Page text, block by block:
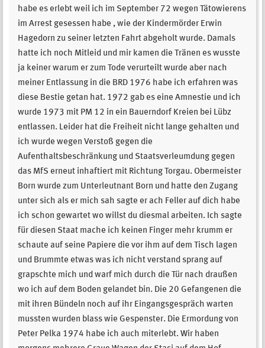
habe es erlebt weil ich im September 72 wegen Tätowierens
im Arrest gesessen habe , wie der Kindermörder Erwin
Hagedorn zu seiner letzten Fahrt abgeholt wurde. Damals
hatte ich noch Mitleid und mir kamen die Tränen es wusste
ja keiner warum er zum Tode verurteilt wurde aber nach
meiner Entlassung in die BRD 1976 habe ich erfahren was
diese Bestie getan hat. 1972 gab es eine Amnestie und ich
wurde 1973 mit PM 12 in ein Bauerndorf Kreien bei Lübz
entlassen. Leider hat die Freiheit nicht lange gehalten und
ich wurde wegen Verstoß gegen die
Aufenthaltsbeschränkung und Staatsverleumdung gegen
das MfS erneut inhaftiert mit Richtung Torgau. Obermeister
Born wurde zum Unterleutnant Born und hatte den Zugang
unter sich als er mich sah sagte er ach Feller auf dich habe
ich schon gewartet wo willst du diesmal arbeiten. Ich sagte
für diesen Staat mache ich keinen Finger mehr krumm er
schaute auf seine Papiere die vor ihm auf dem Tisch lagen
und Brummte etwas was ich nicht verstand sprang auf
grapschte mich und warf mich durch die Tür nach draußen
wo ich auf dem Boden gelandet bin. Die 20 Gefangenen die
mit ihren Bündeln noch auf ihr Eingangsgespräch warten
mussten wurden blass wie Gespenster. Die Ermordung von
Peter Pelka 1974 habe ich auch miterlebt. Wir haben